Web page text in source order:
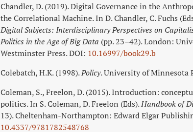
Chandler, D. (2019). Digital Governance in the
the Correlational Machine. In D. Chandler, C. Fuchs
Digital Subjects: Interdisciplinary Perspectives on
Politics in the Age of Big Data (pp. 23–42). London:
Westminster Press. DOI: 10.16997/book29.b
Colebatch, H.К. (1998).Policy. University of Minnesota
Coleman, S., Freelon, D. (2015). Introduction:
politics. In S. Coleman, D. Freelon (Eds).Handbook of
13). Cheltenham-Northampton: Edward Elgar
10.4337/9781782548768